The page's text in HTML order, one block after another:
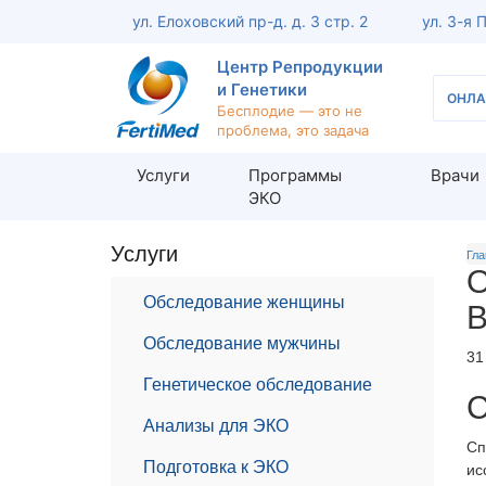
ул. Елоховский пр-д. д. 3 стр. 2 ул. 3-я
Центр Репродукции
и Генетики
Бесплодие — это не
проблема, это задача
Услуги
Обследование женщины
Консультация репродуктолога
Оценка проходимости маточных
труб (ЭХО-ГСГ)
Диагностика женского бесплодия
МАР-
УЗИ
мужчин
Программы
ЭКО
Врачи
Услуги
Обследование женщины
Обследование мужчины
Генетическое обследование
Анализы для ЭКО
Подготовка к ЭКО